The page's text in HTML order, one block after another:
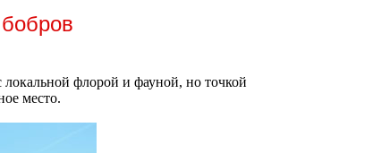
флорой и фауной, но точкой
место.